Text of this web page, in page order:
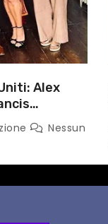
Alex
e
progetto
Nessun